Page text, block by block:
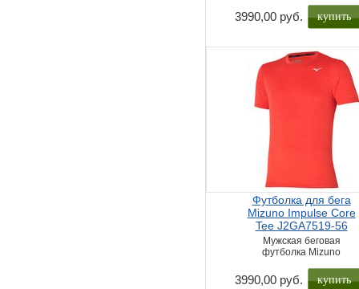
3990,00 руб. купить
Футболка для бега
Mizuno Impulse Core
Tee J2GA7519-56
Мужская беговая
футболка Mizuno
3990,00 руб. купить